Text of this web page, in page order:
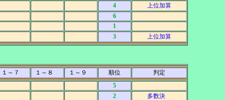
4
上位加算
6
1
3 上位加算
１～７ １～８ １～９ 順位
判定
5
2
多数決